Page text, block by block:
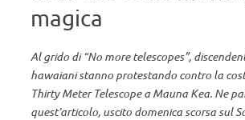
magica
Al grido di “No more telescopes”,
hawaiani stanno protestando contro la
Thirty Meter Telescope a Mauna Kea. Ne
quest’articolo, uscito domenica scorsa sul